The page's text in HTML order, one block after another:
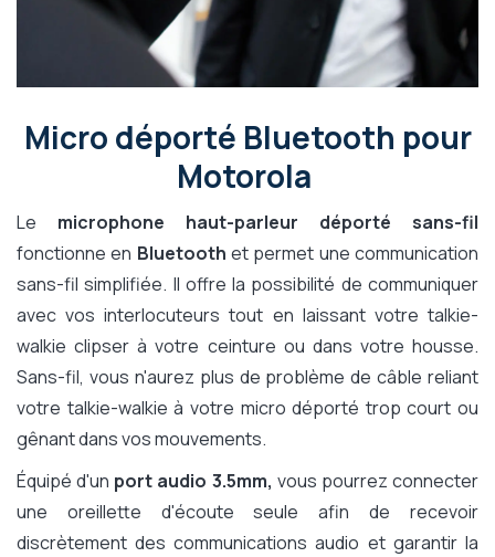
Micro déporté Bluetooth pour
Motorola
Le microphone haut-parleur déporté sans-fil
fonctionne en Bluetooth et permet une communication
sans-fil simplifiée. Il offre la possibilité de communiquer
avec vos interlocuteurs tout en laissant votre talkie-
walkie clipser à votre ceinture ou dans votre housse.
Sans-fil, vous n'aurez plus de problème de câble reliant
votre talkie-walkie à votre micro déporté trop court ou
gênant dans vos mouvements.
Équipé d'un port audio 3.5mm, vous pourrez connecter
une oreillette d'écoute seule afin de recevoir
discrètement des communications audio et garantir la